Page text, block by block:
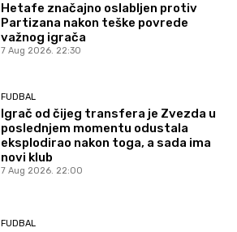
Hetafe značajno oslabljen protiv
Partizana nakon teške povrede
važnog igrača
7 Aug 2026. 22:30
FUDBAL
Igrač od čijeg transfera je Zvezda u
poslednjem momentu odustala
eksplodirao nakon toga, a sada ima
novi klub
7 Aug 2026. 22:00
FUDBAL